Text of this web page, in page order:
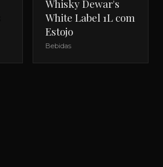
Whisky Dewar's
White Label 1L com
Estojo
Bebidas